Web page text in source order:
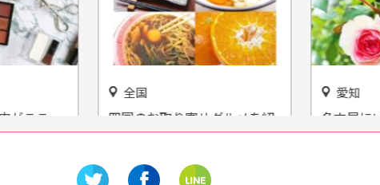
四国のお取り寄せグルメを紹
介！「讃岐うどん」「鰹のた
う！
名古屋にいながら
花や緑と出会える